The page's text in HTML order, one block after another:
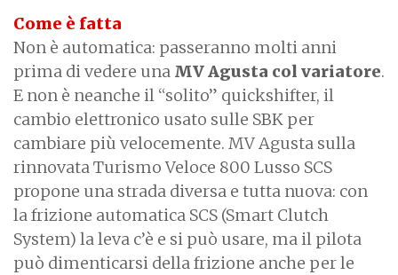
Come è fatta
Non è automatica: passeranno molti anni
prima di vedere una MV Agusta col variatore.
E non è neanche il “solito” quickshifter, il
cambio elettronico usato sulle SBK per
cambiare più velocemente. MV Agusta sulla
rinnovata Turismo Veloce 800 Lusso SCS
propone una strada diversa e tutta nuova: con
la frizione automatica SCS (Smart Clutch
System) la leva c’è e si può usare, ma il pilota
può dimenticarsi della frizione anche per le